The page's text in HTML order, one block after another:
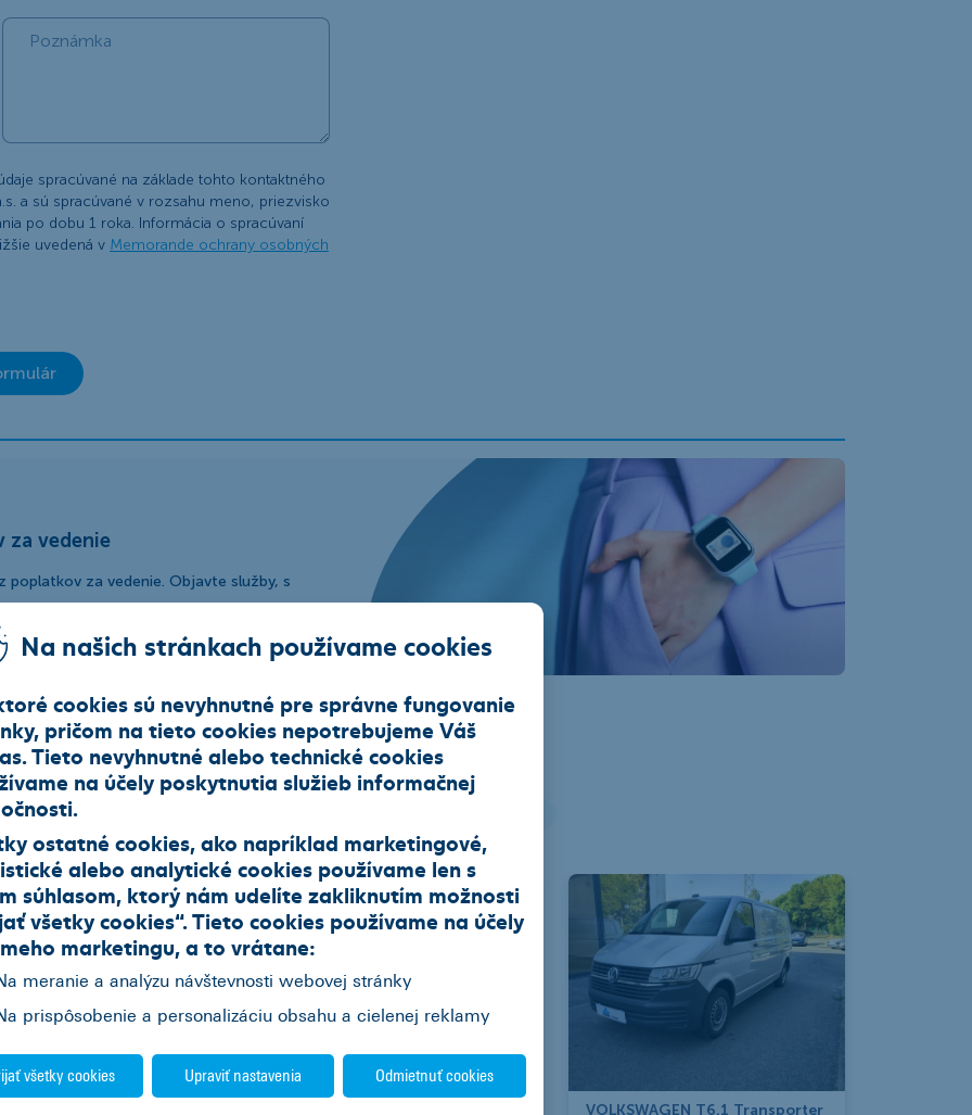
spracúvané na základe tohto kontaktného
a sú spracúvané v rozsahu meno, priezvisko
po dobu 1 roka. Informácia o spracúvaní
uvedená v Memorande ochrany osobných
za vedenie
za vedenie. Objavte služby, s
Jazdené vozidlá z repredaja
a úžitkové vozidlá
VOLKSWAGEN T6.1 Transporter
Na našich stránkach používame cookies
cookies sú nevyhnutné pre správne fungovanie
pričom na tieto cookies nepotrebujeme Váš
Tieto nevyhnutné alebo technické cookies
na účely poskytnutia služieb informačnej
ostatné cookies, ako napríklad marketingové,
alebo analytické cookies používame len s
súhlasom, ktorý nám udelíte zakliknutím možnosti
všetky cookies“. Tieto cookies používame na účely
marketingu, a to vrátane:
meranie a analýzu návštevnosti webovej stránky
prispôsobenie a personalizáciu obsahu a cielenej reklamy
všetky cookies Upraviť nastavenia Odmietnuť cookies